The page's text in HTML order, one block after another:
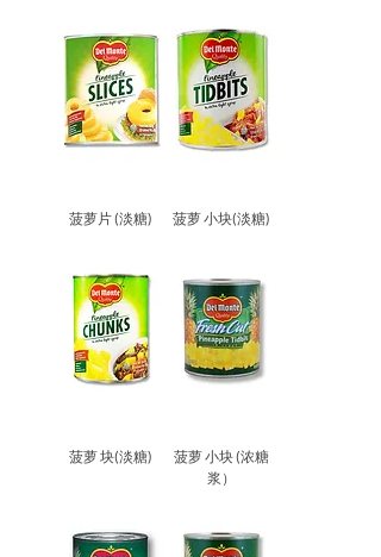
菠萝片 (淡糖) 菠萝 小块(淡糖)
菠萝 块(淡糖)
菠萝 小块 (浓糖
浆）